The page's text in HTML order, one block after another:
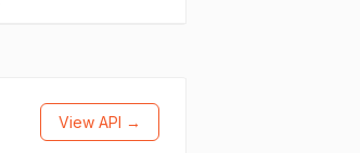
View API →